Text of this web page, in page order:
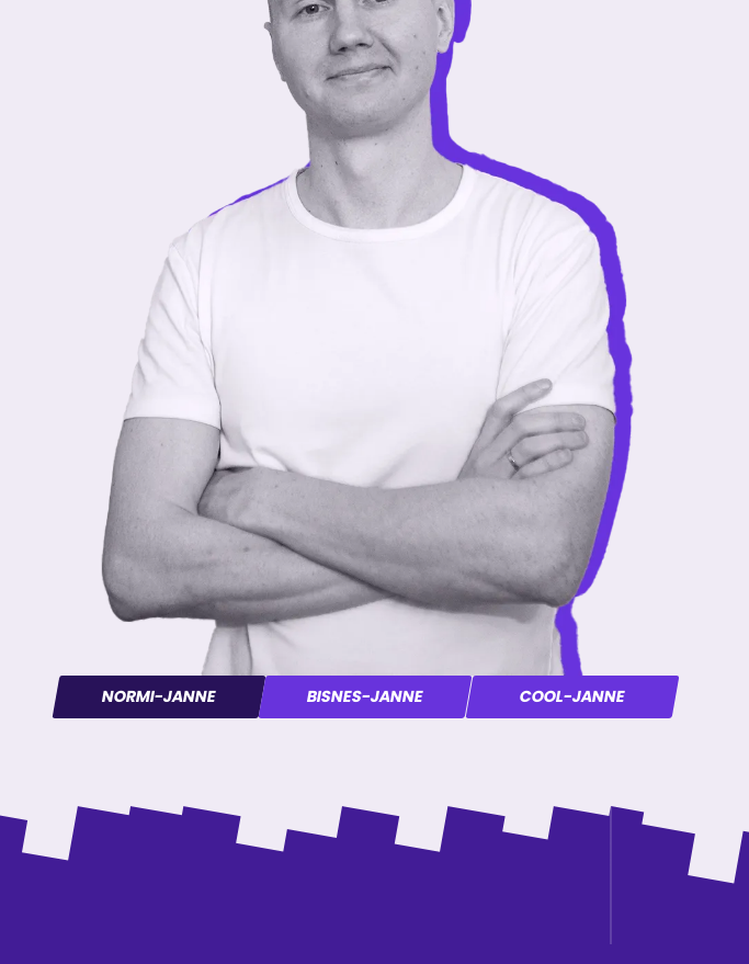
NORMI-JANNE BISNES-JANNE COOL-JANNE